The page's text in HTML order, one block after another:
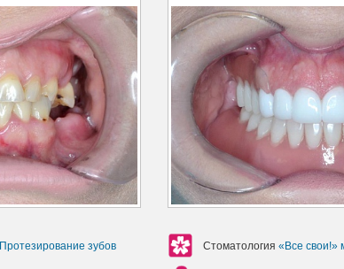
Протезирование зубов Стоматология «Все свои!»